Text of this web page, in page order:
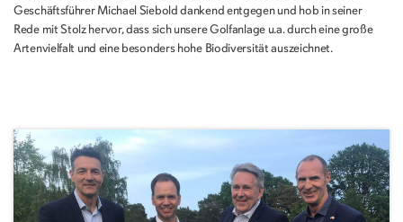
Geschäftsführer Michael Siebold dankend entgegen und hob in seiner
Rede mit Stolz hervor, dass sich unsere Golfanlage u.a. durch eine große
Artenvielfalt und eine besonders hohe Biodiversität auszeichnet.